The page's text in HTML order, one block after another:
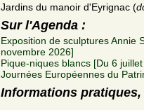
Jardins du manoir d'Eyrignac (
Sur l'Agenda :
Exposition de sculptures Annie
novembre 2026]
Pique-niques blancs [Du 6
Journées Européennes du
Informations